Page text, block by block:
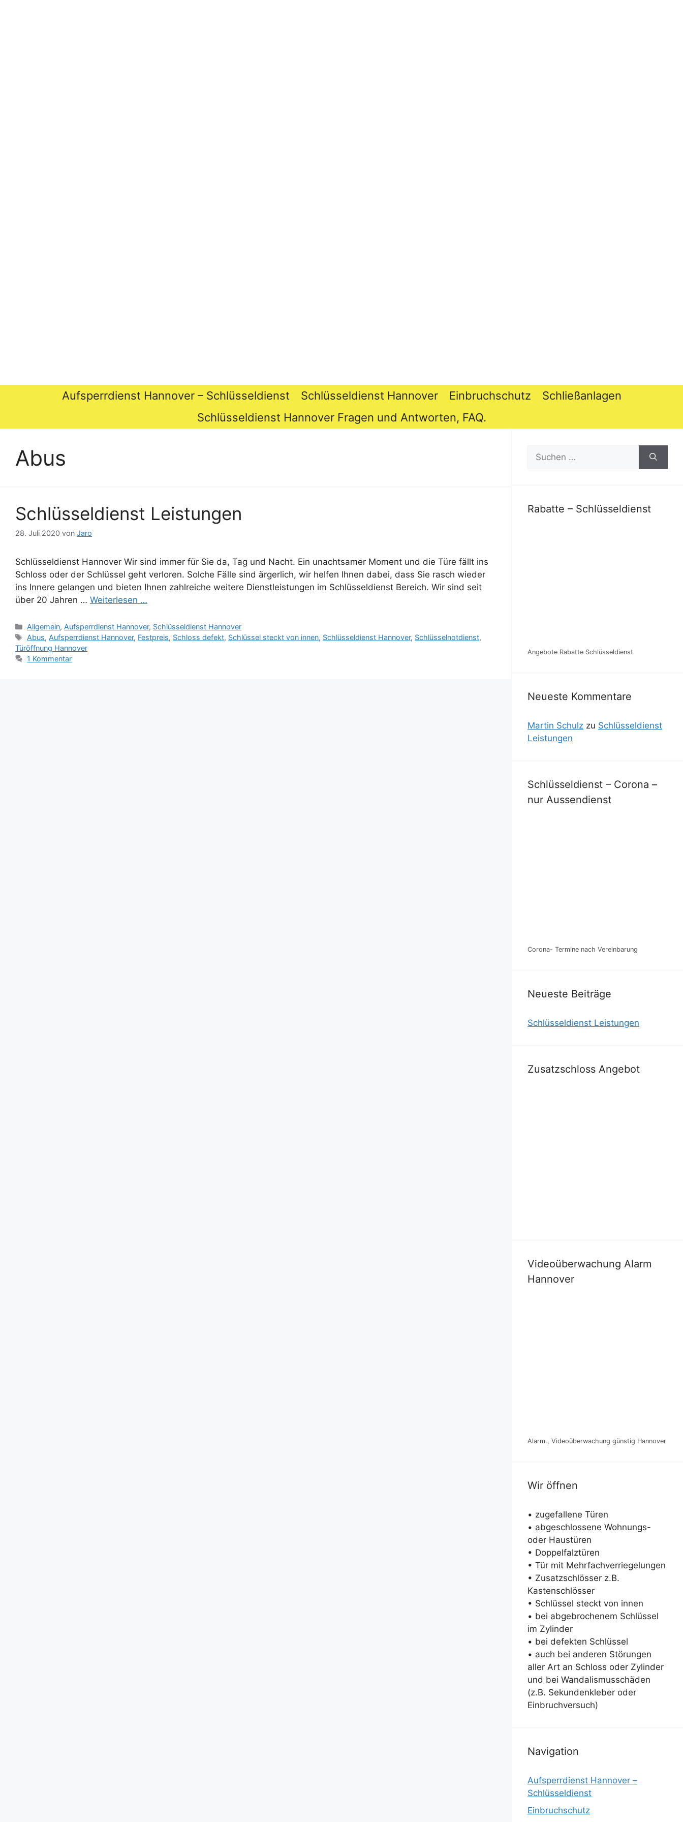
Aufsperrdienst Hannover – Schlüsseldienst Schlüsseldienst Hannover Einbruchschutz
Schließanlagen
Schlüsseldienst Hannover Fragen und Antworten, FAQ.
Abus
Schlüsseldienst Leistungen
28. Juli 2020 von Jaro
Schlüsseldienst Hannover Wir sind immer für Sie da, Tag und Nacht. Ein unachtsamer Moment und die Türe fällt ins
Schloss oder der Schlüssel geht verloren. Solche Fälle sind ärgerlich, wir helfen Ihnen dabei, dass Sie rasch wieder
ins Innere gelangen und bieten Ihnen zahlreiche weitere Dienstleistungen im Schlüsseldienst Bereich. Wir sind seit
über 20 Jahren … Weiterlesen …
Kategorien
Allgemein, Aufsperrdienst Hannover, Schlüsseldienst Hannover
Schlagwörter
Abus, Aufsperrdienst Hannover, Festpreis, Schloss defekt, Schlüssel steckt von innen, Schlüsseldienst Hannover, Schlüsselnotdienst,
Türöffnung Hannover
1 Kommentar
nach:
Rabatte – Schlüsseldienst
Angebote Rabatte Schlüsseldienst
Neueste Kommentare
Martin Schulz zu Schlüsseldienst
Leistungen
Schlüsseldienst – Corona –
nur Aussendienst
Corona- Termine nach Vereinbarung
Neueste Beiträge
Schlüsseldienst Leistungen
Zusatzschloss Angebot
Videoüberwachung Alarm
Hannover
Alarm., Videoüberwachung günstig Hannover
Wir öffnen
• zugefallene Türen
• abgeschlossene Wohnungs-
oder Haustüren
• Doppelfalztüren
• Tür mit Mehrfachverriegelungen
• Zusatzschlösser z.B.
Kastenschlösser
• Schlüssel steckt von innen
• bei abgebrochenem Schlüssel
im Zylinder
• bei defekten Schlüssel
• auch bei anderen Störungen
aller Art an Schloss oder Zylinder
und bei Wandalismusschäden
(z.B. Sekundenkleber oder
Einbruchversuch)
Navigation
Aufsperrdienst Hannover –
Schlüsseldienst
Einbruchschutz